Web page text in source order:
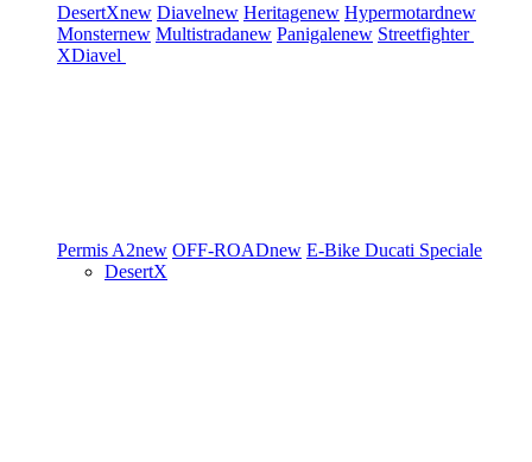
DesertXnew Diavelnew Heritagenew Hypermotardnew
Monsternew Multistradanew Panigalenew Streetfighter
XDiavel
Permis A2new OFF-ROADnew E-Bike Ducati Speciale
DesertX